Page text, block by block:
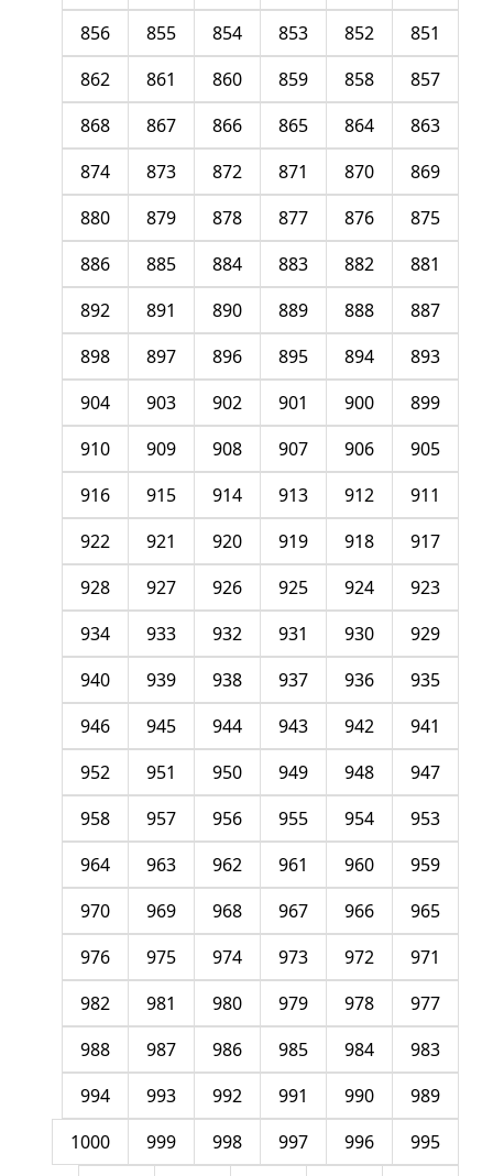
851
852
853
854
855
856
857
858
859
860
861
862
863
864
865
866
867
868
869
870
871
872
873
874
875
876
877
878
879
880
881
882
883
884
885
886
887
888
889
890
891
892
893
894
895
896
897
898
899
900
901
902
903
904
905
906
907
908
909
910
911
912
913
914
915
916
917
918
919
920
921
922
923
924
925
926
927
928
929
930
931
932
933
934
935
936
937
938
939
940
941
942
943
944
945
946
947
948
949
950
951
952
953
954
955
956
957
958
959
960
961
962
963
964
965
966
967
968
969
970
971
972
973
974
975
976
977
978
979
980
981
982
983
984
985
986
987
988
989
990
991
992
993
994
995
996
997
998
999
1000